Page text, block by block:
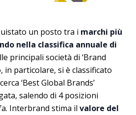
un posto tra i marchi più
nella classifica annuale di
principali società di ‘Brand
in particolare, si è classificato
‘Best Global Brands’
salendo di 4 posizioni
Interbrand stima il valore del